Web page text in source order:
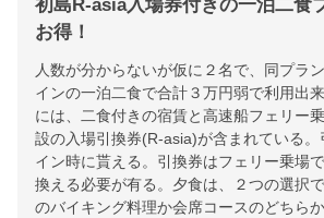
初島R-asia入場券付きの一泊二食
お得！
人数が分からないが仮に２名で、同プラ
インの一泊二食で合計３万円弱で利用出
には、二食付きの宿賃と高速船フェリー
設の入場引換券(R-asia)が含まれている。
イン時に貰える。引換券はフェリー乗場
換える必要が有る。夕食は、２つの選択
のバイキング料理か会席コースのどちら